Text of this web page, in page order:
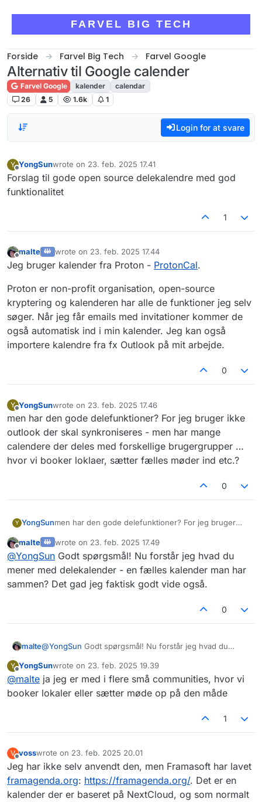
FARVEL BIG TECH
Forside Farvel Big Tech Farvel Google
Alternativ til Google calender
Farvel Google kalender
calendar
26
5 1.6k 1
Login for at svare
Y
Offline
YongSunwrote on 23. feb. 2025 17.41
sidst redigeret af
Forslag til gode open source delekalendre med god
funktionalitet
1
Offline
malte wrote on 23. feb. 2025 17.44
sidst redigeret af
Jeg bruger kalender fra Proton - ProtonCal.
Proton er non-profit organisation, open-source
kryptering og kalenderen har alle de funktioner jeg selv
søger. Når jeg får emails med invitationer kommer de
også automatisk ind i min kalender. Jeg kan også
importere kalendre fra fx Outlook på mit arbejde.
0
Y
Offline
YongSunwrote on 23. feb. 2025 17.46
sidst redigeret af
men har den gode delefunktioner? For jeg bruger ikke
outlook der skal synkroniseres - men har mange
calendere der deles med forskellige brugergrupper …
hvor vi booker loklaer, sætter fælles møder ind etc.?
0
Y YongSunmen har den gode delefunktioner? For jeg bruger
calendere der deles med forskellige brugergrupper
… hvor vi booker loklaer, sætter fælles møder ind
etc.?
Offline
malte wrote on 23. feb. 2025 17.49
sidst redigeret af
@YongSun Godt spørgsmål! Nu forstår jeg hvad du
mener med delekalender - en fælles kalender man har
sammen? Det gad jeg faktisk godt vide også.
0
malte@YongSun Godt spørgsmål! Nu forstår jeg hvad du
sammen? Det gad jeg faktisk godt vide også.
Y
Offline
YongSunwrote on 23. feb. 2025 19.39
sidst redigeret af
@malte ja jeg er med i flere små communities, hvor vi
booker lokaler eller sætter møde op på den måde
1
V
Offline
vosswrote on 23. feb. 2025 20.01
sidst redigeret af
Jeg har ikke selv anvendt den, men Framasoft har lavet
framagenda.org: https://framagenda.org/. Det er en
kalender der er baseret på NextCloud, og som normalt